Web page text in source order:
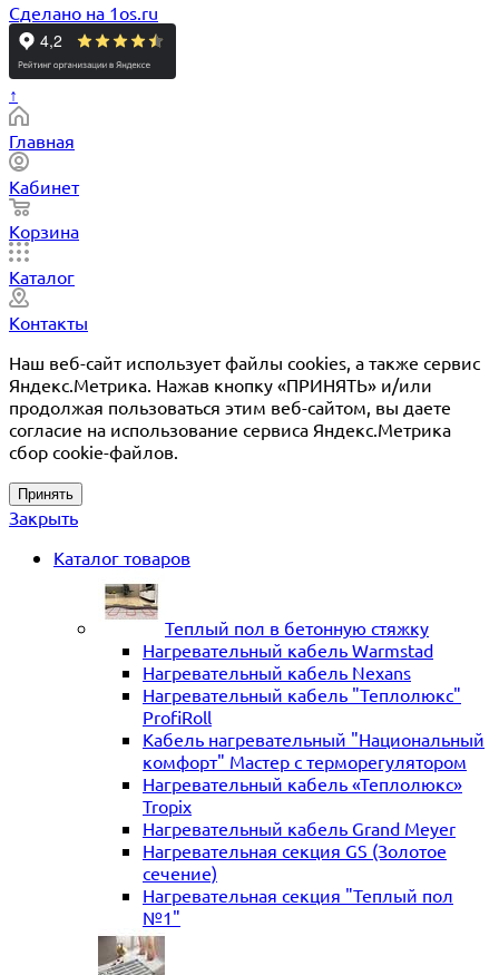
Сделано на 1os.ru
↑
Главная
Кабинет
Корзина
Каталог
Контакты
Наш веб-сайт использует файлы cookies, а также сервис
Яндекс.Метрика. Нажав кнопку «ПРИНЯТЬ» и/или
продолжая пользоваться этим веб-сайтом, вы даете
согласие на использование сервиса Яндекс.Метрика
сбор cookie-файлов.
Принять
Закрыть
Каталог товаров
Теплый пол в бетонную стяжку
Нагревательный кабель Warmstad
Нагревательный кабель Nexans
Нагревательный кабель "Теплолюкс"
ProfiRoll
Кабель нагревательный "Национальный
комфорт" Мастер с терморегулятором
Нагревательный кабель «Теплолюкс»
Tropix
Нагревательный кабель Grand Meyer
Нагревательная секция GS (Золотое
сечение)
Нагревательная секция "Теплый пол
№1"